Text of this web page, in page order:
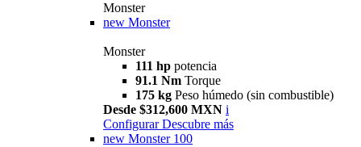
Monster
new Monster
Monster
111 hp potencia
91.1 Nm Torque
175 kg Peso húmedo (sin combustible)
Desde $312,600 MXN i
Configurar Descubre más
new Monster 100